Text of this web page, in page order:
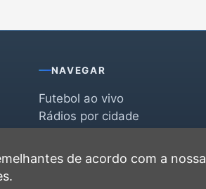
NAVEGAR
Futebol ao vivo
Rádios por cidade
Favoritasde acordo com a nossa